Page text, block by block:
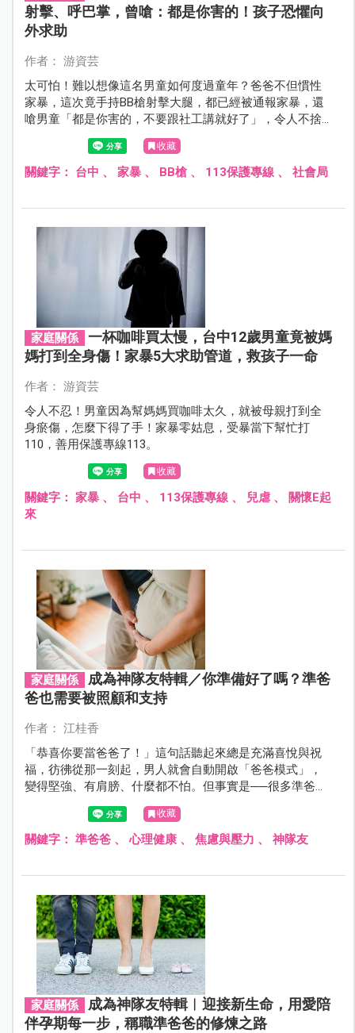
射擊、呼巴掌，曾嗆：都是你害的！孩子恐懼向
外求助
作者： 游資芸
太可怕！難以想像這名男童如何度過童年？爸爸不但慣性
家暴，這次竟手持BB槍射擊大腿，都已經被通報家暴，還
嗆男童「都是你害的，不要跟社工講就好了」，令人不捨
男童的遭遇！
收藏
關鍵字： 台中 、 家暴、 BB槍、 113保護專線、 社會局
家庭關係
一杯咖啡買太慢，台中12歲男童竟被媽
媽打到全身傷！家暴5大求助管道，救孩子一命
作者： 游資芸
令人不忍！男童因為幫媽媽買咖啡太久，就被母親打到全
身瘀傷，怎麼下得了手！家暴零姑息，受暴當下幫忙打
110，善用保護專線113。
收藏
關鍵字： 家暴、 台中 、 113保護專線、 兒虐、
關懷E起
來
家庭關係
成為神隊友特輯／你準備好了嗎？準爸
爸也需要被照顧和支持
作者： 江桂香
「恭喜你要當爸爸了！」這句話聽起來總是充滿喜悅與祝
福，彷彿從那一刻起，男人就會自動開啟「爸爸模式」，
變得堅強、有肩膀、什麼都不怕。但事實是──很多準爸爸
和新手爸爸的內心，其實也很害怕、很焦慮，卻不太知道
該怎麼說出口。
收藏
關鍵字： 準爸爸、心理健康、 焦慮與壓力 、 神隊友
家庭關係
成為神隊友特輯︱迎接新生命，用愛陪
伴孕期每一步，稱職準爸爸的修煉之路